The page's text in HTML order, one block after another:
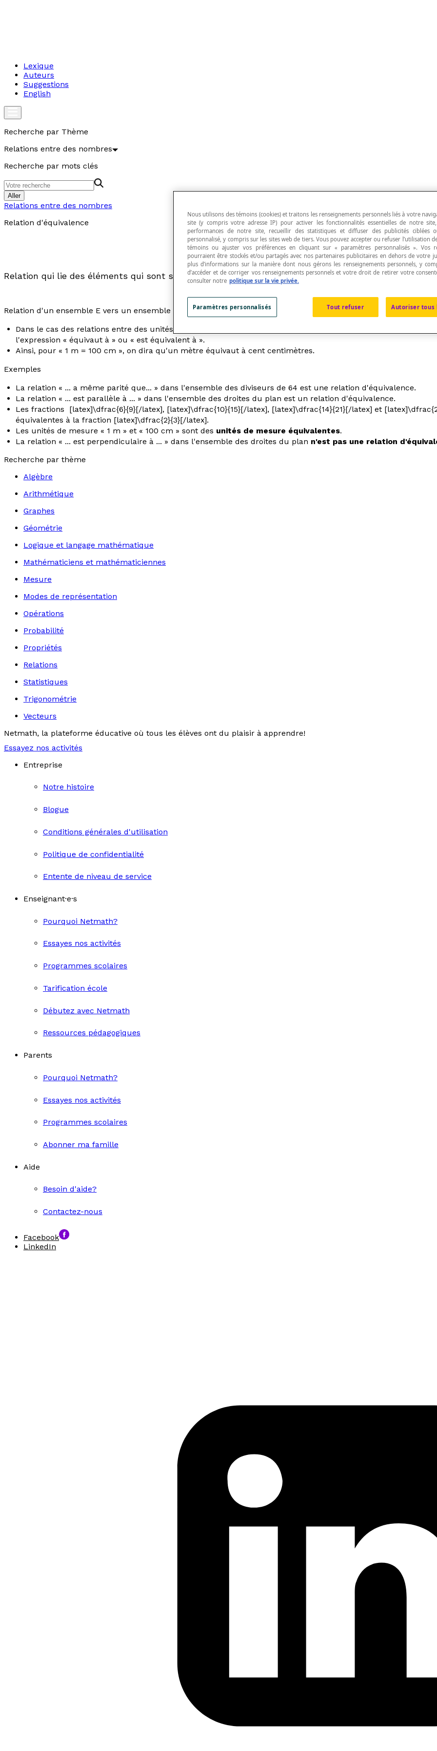
Lexique
Auteurs
Suggestions
English
Recherche par Thème
Relations entre des nombres
Recherche par mots clés
Aller
Relations entre des nombres
Relation d'équivalence
Relation qui lie des éléments qui sont similaires par l'une de leurs propriétés.
Relation d'un ensemble E vers un ensemble E qui est à la foisréflexive ettransitive
Dans le cas des relations entre des unités de mesure, il demeure acceptable d'utiliser le symbole =.
l'expression « équivaut à » ou « est équivalent à ».
Ainsi, pour « 1 m = 100 cm », on dira qu'un mètre équivaut à cent centimètres.
Exemples
La relation « ... a même parité que... » dans l'ensemble des diviseurs de 64 est une relation d'équivalence.
La relation « ... est parallèle à ... » dans l'ensemble des droites du plan est un relation d'équivalence.
Les fractions [latex]\dfrac{6}{9}[/latex], [latex]\dfrac{10}{15}[/latex], [latex]\dfrac{14}{21}[/latex] et
équivalentes à la fraction [latex]\dfrac{2}{3}[/latex].
Les unités de mesure « 1 m » et « 100 cm » sont des unités de mesure équivalentes.
La relation « ... est perpendiculaire à ... » dans l'ensemble des droites du plan n'est pas une relation
Recherche par thème
Algèbre
Arithmétique
Graphes
Géométrie
Logique et langage mathématique
Mathématiciens et mathématiciennes
Mesure
Modes de représentation
Opérations
Probabilité
Propriétés
Relations
Statistiques
Trigonométrie
Vecteurs
Netmath, la plateforme éducative où tous les élèves ont du plaisir à apprendre!
Essayez nos activités
Entreprise
Notre histoire
Blogue
Conditions générales d'utilisation
Politique de confidentialité
Entente de niveau de service
Enseignant·e·s
Pourquoi Netmath?
Essayes nos activités
Programmes scolaires
Tarification école
Débutez avec Netmath
Ressources pédagogiques
Parents
Pourquoi Netmath?
Essayes nos activités
Programmes scolaires
Abonner ma famille
Aide
Besoin d'aide?
Contactez-nous
Facebook
LinkedIn
Nous utilisons des témoins (cookies) et traitons les renseignements personnels liés à votre
site (y compris votre adresse IP) pour activer les fonctionnalités essentielles de notre
performances de notre site, recueillir des statistiques et diffuser des publicités ciblées
personnalisé, y compris sur les sites web de tiers. Vous pouvez accepter ou refuser l’utilisation
témoins ou ajuster vos préférences en cliquant sur « paramètres personnalisés ». Vos
pourraient être stockés et/ou partagés avec nos partenaires publicitaires en dehors de votre
plus d’informations sur la manière dont nous gérons les renseignements personnels, y
d’accéder et de corriger vos renseignements personnels et votre droit de retirer votre
consulter notre politique sur la vie privée.
Tout refuser Autoriser tous
Paramètres personnalisés